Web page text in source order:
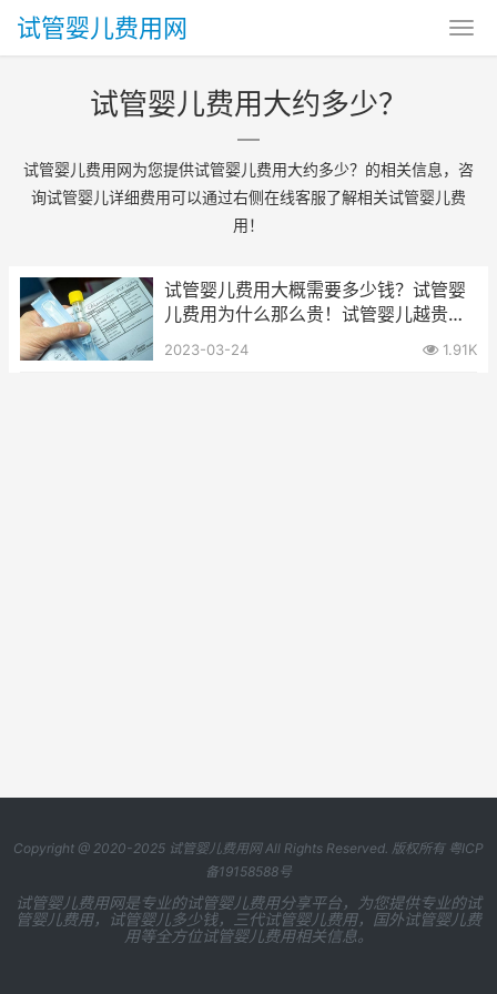
试管婴儿费用网
试管婴儿费用大约多少？
试管婴儿费用网为您提供试管婴儿费用大约多少？的相关信息，咨
询试管婴儿详细费用可以通过右侧在线客服了解相关试管婴儿费
用！
试管婴儿费用大概需要多少钱？试管婴
儿费用为什么那么贵！试管婴儿越贵成
功率越高吗？
2023-03-24 1.91K
Copyright @ 2020-2025 试管婴儿费用网All Rights Reserved. 版权所有 粤ICP
备19158588号
试管婴儿费用网是专业的试管婴儿费用分享平台，为您提供专业的试
管婴儿费用，试管婴儿多少钱，三代试管婴儿费用，国外试管婴儿费
用等全方位试管婴儿费用相关信息。